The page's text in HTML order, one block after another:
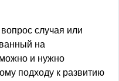
случая или
на
и нужно
подходу к развитию